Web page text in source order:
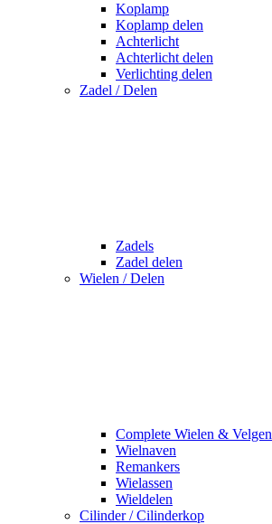
Koplamp
Koplamp delen
Achterlicht
Achterlicht delen
Verlichting delen
Zadel / Delen
Zadels
Zadel delen
Wielen / Delen
Complete Wielen & Velgen
Wielnaven
Remankers
Wielassen
Wieldelen
Cilinder / Cilinderkop